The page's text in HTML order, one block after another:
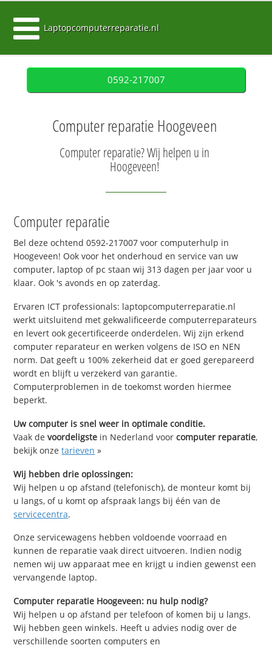
Laptopcomputerreparatie.nl
0592-217007
Computer reparatie Hoogeveen
Computer reparatie? Wij helpen u in
Hoogeveen!
Computer reparatie
Bel deze ochtend 0592-217007 voor computerhulp in
Hoogeveen! Ook voor het onderhoud en service van uw
computer, laptop of pc staan wij 313 dagen per jaar voor u
klaar. Ook 's avonds en op zaterdag.
Ervaren ICT professionals: laptopcomputerreparatie.nl
werkt uitsluitend met gekwalificeerde computerreparateurs
en levert ook gecertificeerde onderdelen. Wij zijn erkend
computer reparateur en werken volgens de ISO en NEN
norm. Dat geeft u 100% zekerheid dat er goed gerepareerd
wordt en blijft u verzekerd van garantie.
Computerproblemen in de toekomst worden hiermee
beperkt.
Uw computer is snel weer in optimale conditie.
Vaak devoordeligste in Nederland voorcomputer reparatie,
bekijk onzetarieven »
Wij hebben drie oplossingen:
Wij helpen u op afstand (telefonisch), de monteur komt bij
u langs, of u komt op afspraak langs bij één van de
servicecentra.
Onze servicewagens hebben voldoende voorraad en
kunnen de reparatie vaak direct uitvoeren. Indien nodig
nemen wij uw apparaat mee en krijgt u indien gewenst een
vervangende laptop.
Computer reparatie Hoogeveen: nu hulp nodig?
Wij helpen u op afstand per telefoon of komen bij u langs.
Wij hebben geen winkels. Heeft u advies nodig over de
verschillende soorten computers en